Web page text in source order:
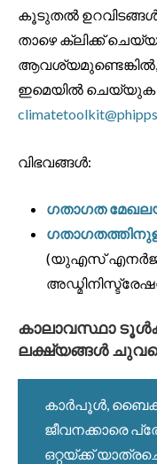
കൂടുതൽ
താഴെ ക്ലിക്ക്
ആവശ്യമുണ്ടെങ്കിൽ,
ഇമെയിൽ ചെയ്യുക
വിഭവങ്ങൾ:
ഗതാഗത
(യുഎസ്
കാലാവസ്ഥാ
ലക്ഷ്യങ്ങൾ ചുവടെ
കാർപൂൾ,
ജീവനക്കാരെ
ഒറ്റയ്ക്ക്